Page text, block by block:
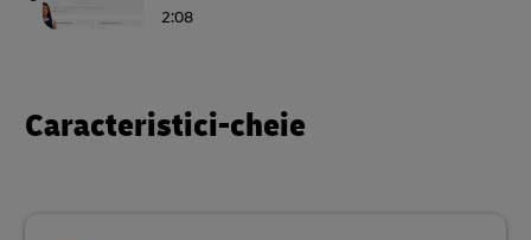
2:08
Caracteristici-cheie